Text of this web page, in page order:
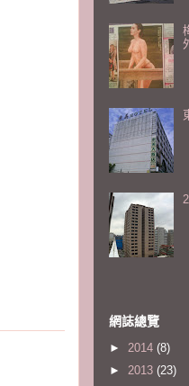
網誌總覽
► 2014 (8)
► 2013 (23)